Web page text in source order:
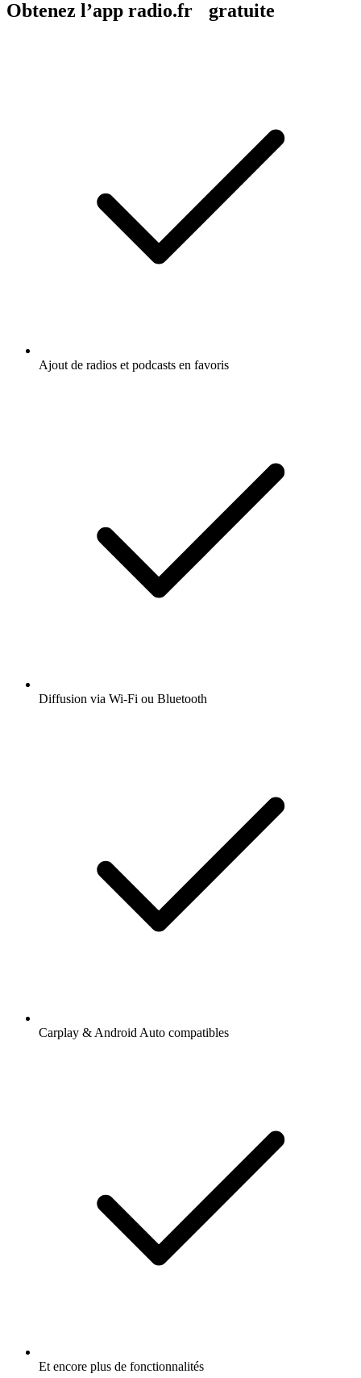
Obtenez l’app radio.fr gratuite
Ajout de radios et podcasts en favoris
Diffusion via Wi-Fi ou Bluetooth
Carplay & Android Auto compatibles
Et encore plus de fonctionnalités